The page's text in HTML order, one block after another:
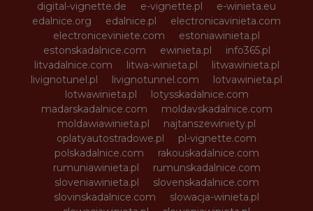
digital-vignette.de
e-vignette.pl
e-winieta.eu
edalnice.org
edalnice.pl
electronicavinieta.com
electroniceviniete.com
estoniawinieta.pl
estonskadalnice.com
ewinieta.pl
info365.pl
litvadalnice.com
litwa-winieta.pl
litwawinieta.pl
livignotunel.pl
livignotunnel.com
lotvawinieta.pl
lotwawinieta.pl
lotysskadalnice.com
madarskadalnice.com
moldavskadalnice.com
moldawiawinieta.pl
najtanszewiniety.pl
oplatyautostradowe.pl
pl-vignette.com
polskadalnice.com
rakouskadalnice.com
rumuniawinieta.pl
rumunskadalnice.com
sloveniawinieta.pl
slovenskadalnice.com
slovinskadalnice.com
slowacja-winieta.pl